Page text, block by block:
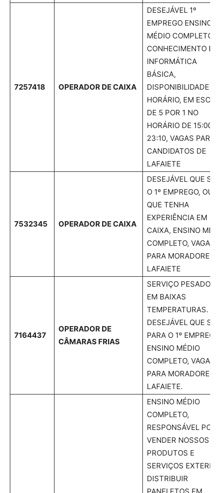
7257418 OPERADOR DE CAIXA
DESEJÁVEL 1º
EMPREGO ENSINO
MÉDIO COMPLETO,
CONHECIMENTO EM
INFORMÁTICA
BÁSICA,
DISPONIBILIDADE
HORÁRIO, EM
DE 5 POR 1 NO
HORÁRIO DE 15:00
23:10, VAGAS PARA
CANDIDATOS DE
LAFAIETE
7532345 OPERADOR DE CAIXA
DESEJÁVEL QUE
O 1º EMPREGO, OU
QUE TENHA
EXPERIÊNCIA EM
CAIXA, ENSINO
COMPLETO, VAGAS
PARA MORADORES
LAFAIETE
7164437
OPERADOR DE
CÂMARAS FRIAS
SERVIÇO PESADO E
EM BAIXAS
TEMPERATURAS.
DESEJÁVEL QUE
PARA O 1º
ENSINO MÉDIO
COMPLETO, VAGAS
PARA MORADORES
LAFAIETE.
ENSINO MÉDIO
COMPLETO,
RESPONSÁVEL POR
VENDER NOSSOS
PRODUTOS E
SERVIÇOS
DISTRIBUIR